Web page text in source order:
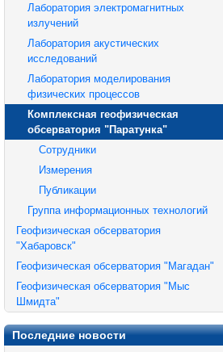
Лаборатория электромагнитных
излучений
Лаборатория акустических
исследований
Лаборатория моделирования
физических процессов
Комплексная геофизическая
обсерватория "Паратунка"
Сотрудники
Измерения
Публикации
Группа информационных технологий
Геофизическая обсерватория
"Хабаровск"
Геофизическая обсерватория "Магадан"
Геофизическая обсерватория "Мыс
Шмидта"
Последние новости